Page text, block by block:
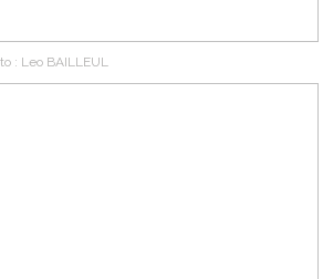
: Leo BAILLEUL